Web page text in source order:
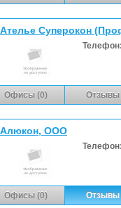
Ателье Суперокон
Офисы (0) Отзывы
Алюкон, ООО
Офисы (0) Отзывы